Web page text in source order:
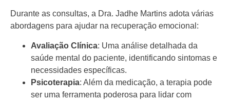
Durante as consultas, a Dra. Jadhe Martins adota várias
abordagens para ajudar na recuperação emocional:
Avaliação Clínica: Uma análise detalhada da
saúde mental do paciente, identificando sintomas e
necessidades específicas.
Psicoterapia: Além da medicação, a terapia pode
ser uma ferramenta poderosa para lidar com